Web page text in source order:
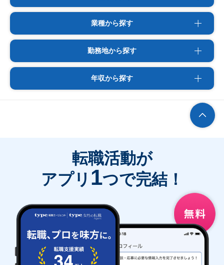
業種から探す
勤務地から探す
年収から探す
転職活動が
アプリ 1つで完結！